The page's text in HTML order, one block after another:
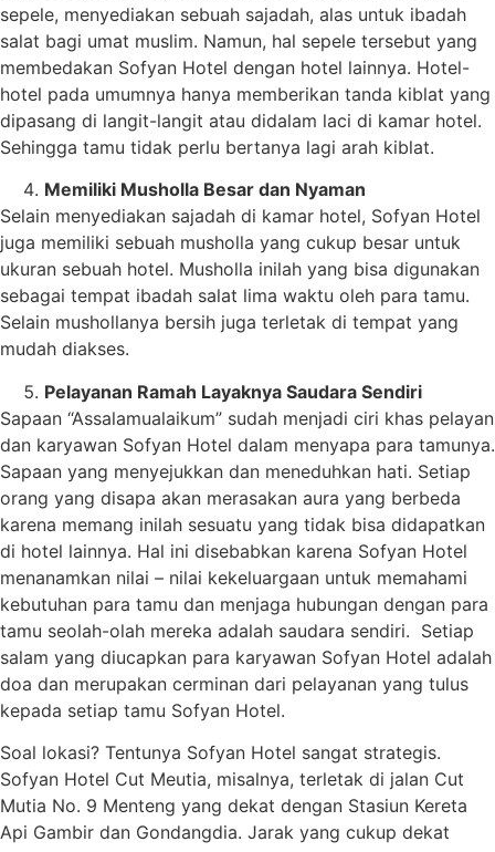
sepele, menyediakan sebuah sajadah, alas untuk ibadah
salat bagi umat muslim. Namun, hal sepele tersebut yang
membedakan Sofyan Hotel dengan hotel lainnya. Hotel-
hotel pada umumnya hanya memberikan tanda kiblat yang
dipasang di langit-langit atau didalam laci di kamar hotel.
Sehingga tamu tidak perlu bertanya lagi arah kiblat.
Memiliki Musholla Besar dan Nyaman
Selain menyediakan sajadah di kamar hotel, Sofyan Hotel
juga memiliki sebuah musholla yang cukup besar untuk
ukuran sebuah hotel. Musholla inilah yang bisa digunakan
sebagai tempat ibadah salat lima waktu oleh para tamu.
Selain mushollanya bersih juga terletak di tempat yang
mudah diakses.
Pelayanan Ramah Layaknya Saudara Sendiri
Sapaan “Assalamualaikum” sudah menjadi ciri khas pelayan
dan karyawan Sofyan Hotel dalam menyapa para tamunya.
Sapaan yang menyejukkan dan meneduhkan hati. Setiap
orang yang disapa akan merasakan aura yang berbeda
karena memang inilah sesuatu yang tidak bisa didapatkan
di hotel lainnya. Hal ini disebabkan karena Sofyan Hotel
menanamkan nilai – nilai kekeluargaan untuk memahami
kebutuhan para tamu dan menjaga hubungan dengan para
tamu seolah-olah mereka adalah saudara sendiri. Setiap
salam yang diucapkan para karyawan Sofyan Hotel adalah
doa dan merupakan cerminan dari pelayanan yang tulus
kepada setiap tamu Sofyan Hotel.
Soal lokasi? Tentunya Sofyan Hotel sangat strategis.
Sofyan Hotel Cut Meutia, misalnya, terletak di jalan Cut
Mutia No. 9 Menteng yang dekat dengan Stasiun Kereta
Api Gambir dan Gondangdia. Jarak yang cukup dekat